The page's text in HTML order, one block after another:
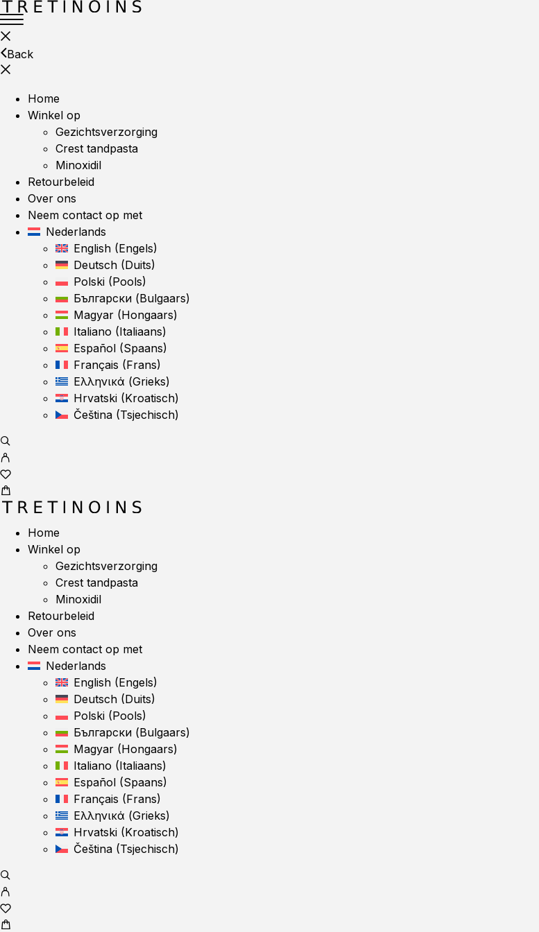
Back
Home
Winkel op
Gezichtsverzorging
Crest tandpasta
Minoxidil
Retourbeleid
Over ons
Neem contact op met
Nederlands
English (Engels)
Deutsch (Duits)
Polski (Pools)
Български (Bulgaars)
Magyar (Hongaars)
Italiano (Italiaans)
Español (Spaans)
Français (Frans)
Ελληνικά (Grieks)
Hrvatski (Kroatisch)
Čeština (Tsjechisch)
Home
Winkel op
Gezichtsverzorging
Crest tandpasta
Minoxidil
Retourbeleid
Over ons
Neem contact op met
Nederlands
English (Engels)
Deutsch (Duits)
Polski (Pools)
Български (Bulgaars)
Magyar (Hongaars)
Italiano (Italiaans)
Español (Spaans)
Français (Frans)
Ελληνικά (Grieks)
Hrvatski (Kroatisch)
Čeština (Tsjechisch)